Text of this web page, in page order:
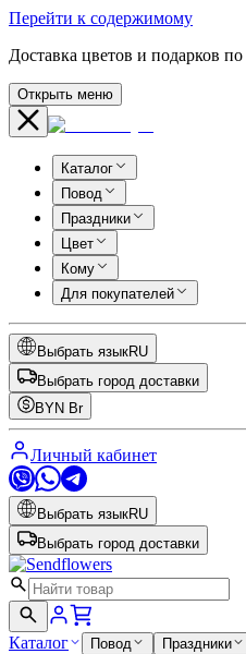
Перейти к содержимому
Доставка цветов и подарков
Открыть меню
Каталог
Повод
Праздники
Цвет
Кому
Для покупателей
Выбрать языкRU
Выбрать город доставки
BYN Br
Личный кабинет
Выбрать языкRU
Выбрать город доставки
Каталог Повод Праздники